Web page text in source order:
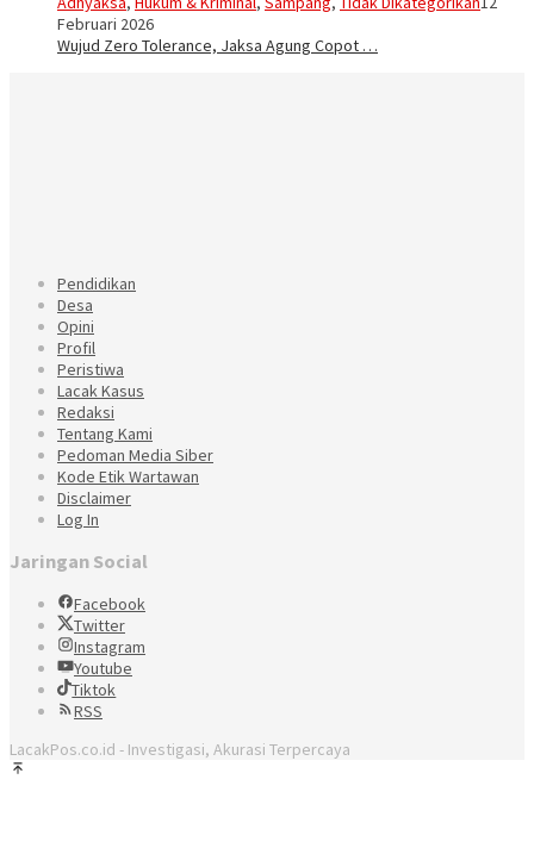
Februari 2026
Wujud Zero Tolerance, Jaksa Agung Copot …
Pendidikan
Desa
Opini
Profil
Peristiwa
Lacak Kasus
Redaksi
Tentang Kami
Pedoman Media Siber
Kode Etik Wartawan
Disclaimer
Log In
Jaringan Social
Facebook
Twitter
Instagram
Youtube
Tiktok
RSS
LacakPos.co.id - Investigasi, Akurasi Terpercaya